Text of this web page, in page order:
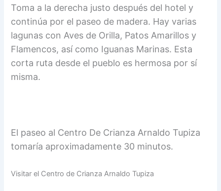
Toma a la derecha justo después del hotel y
continúa por el paseo de madera. Hay varias
lagunas con Aves de Orilla, Patos Amarillos y
Flamencos, así como Iguanas Marinas. Esta
corta ruta desde el pueblo es hermosa por sí
misma.
El paseo al Centro De Crianza Arnaldo Tupiza
tomaría aproximadamente 30 minutos.
Visitar el Centro de Crianza Arnaldo Tupiza